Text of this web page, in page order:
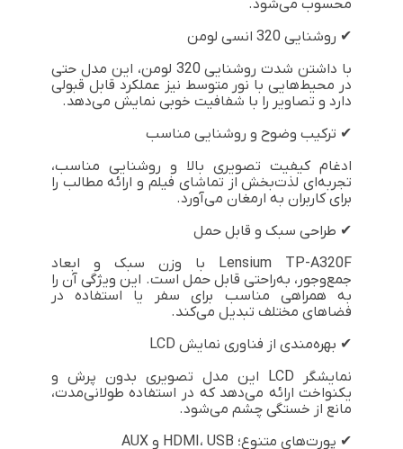
محسوب می‌شود.
✔ روشنایی 320 انسی لومن
با داشتن شدت روشنایی 320 لومن، این مدل حتی
در محیط‌هایی با نور متوسط نیز عملکرد قابل قبولی
دارد و تصاویر را با شفافیت خوبی نمایش می‌دهد.
✔ ترکیب وضوح و روشنایی مناسب
ادغام کیفیت تصویری بالا و روشنایی مناسب،
تجربه‌ای لذت‌بخش از تماشای فیلم و ارائه مطالب را
برای کاربران به ارمغان می‌آورد.
✔ طراحی سبک و قابل حمل
Lensium TP-A320F با وزن سبک و ابعاد
جمع‌وجور، به‌راحتی قابل حمل است. این ویژگی آن را
به همراهی مناسب برای سفر یا استفاده در
فضاهای مختلف تبدیل می‌کند.
✔ بهره‌مندی از فناوری نمایش LCD
نمایشگر LCD این مدل تصویری بدون پرش و
یکنواخت ارائه می‌دهد که در استفاده طولانی‌مدت،
مانع از خستگی چشم می‌شود.
✔ پورت‌های متنوع؛ HDMI، USB و AUX